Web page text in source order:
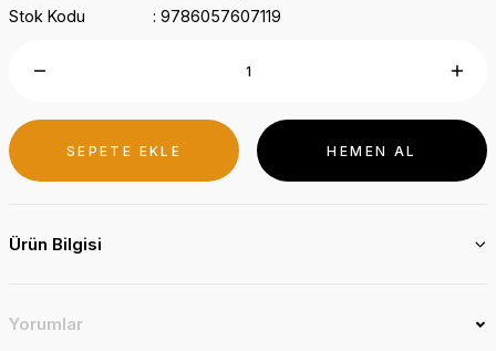
Stok Kodu
9786057607119
SEPETE EKLE HEMEN AL
Ürün Bilgisi
Yorumlar